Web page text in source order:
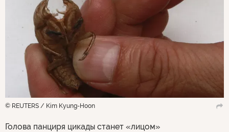
© REUTERS / Kim Kyung-Hoon
Голова панциря цикады станет «лицом»